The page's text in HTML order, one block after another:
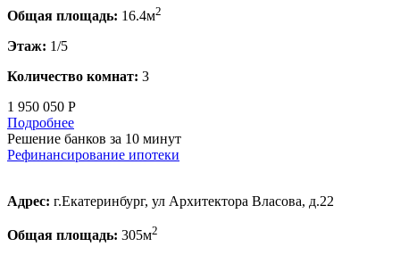
Общая площадь: 16.4м2
Этаж: 1/5
Количество комнат: 3
1 950 050 Р
Подробнее
Решение банков за 10 минут
Рефинансирование ипотеки
Адрес: г.Екатеринбург, ул Архитектора Власова, д.22
Общая площадь: 305м2